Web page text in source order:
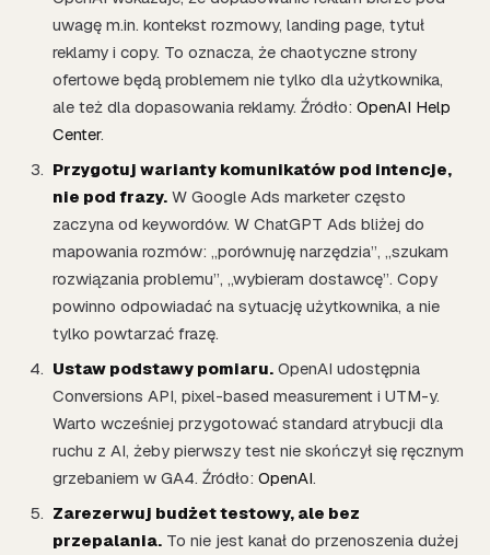
uwagę m.in. kontekst rozmowy, landing page, tytuł
reklamy i copy. To oznacza, że chaotyczne strony
ofertowe będą problemem nie tylko dla użytkownika,
ale też dla dopasowania reklamy. Źródło: OpenAI Help
Center.
Przygotuj warianty komunikatów pod intencje,
nie pod frazy. W Google Ads marketer często
zaczyna od keywordów. W ChatGPT Ads bliżej do
mapowania rozmów: „porównuję narzędzia”, „szukam
rozwiązania problemu”, „wybieram dostawcę”. Copy
powinno odpowiadać na sytuację użytkownika, a nie
tylko powtarzać frazę.
Ustaw podstawy pomiaru. OpenAI udostępnia
Conversions API, pixel-based measurement i UTM-y.
Warto wcześniej przygotować standard atrybucji dla
ruchu z AI, żeby pierwszy test nie skończył się ręcznym
grzebaniem w GA4. Źródło: OpenAI.
Zarezerwuj budżet testowy, ale bez
przepalania. To nie jest kanał do przenoszenia dużej